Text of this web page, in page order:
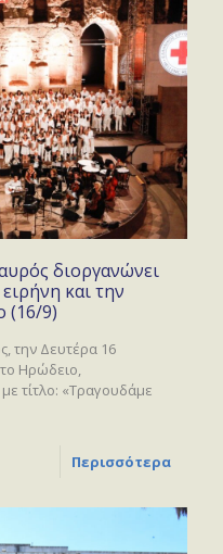
διοργανώνει
και την
(16/9)
την Δευτέρα 16
Ηρώδειο,
τίτλο: «Τραγουδάμε
Περισσότερα